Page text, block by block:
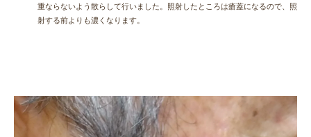
重ならないよう散らして行いました。照射したところは瘡蓋になるので、照
射する前よりも濃くなります。